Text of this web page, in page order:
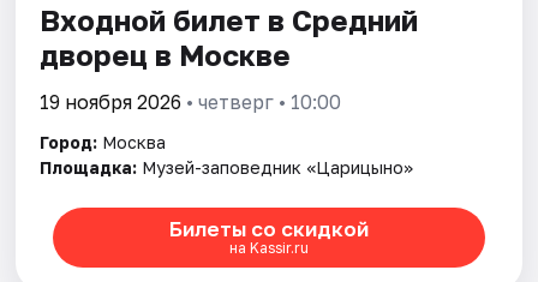
Входной билет в Средний
дворец в Москве
19 ноября 2026 • четверг • 10:00
Город: Москва
Площадка: Музей-заповедник «Царицыно»
Билеты со скидкой
на Kassir.ru